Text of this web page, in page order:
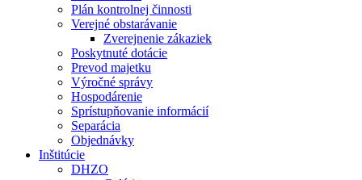
Plán kontrolnej činnosti
Verejné obstarávanie
Zverejnenie zákaziek
Poskytnuté dotácie
Prevod majetku
Výročné správy
Hospodárenie
Sprístupňovanie informácií
Separácia
Objednávky
Inštitúcie
DHZO